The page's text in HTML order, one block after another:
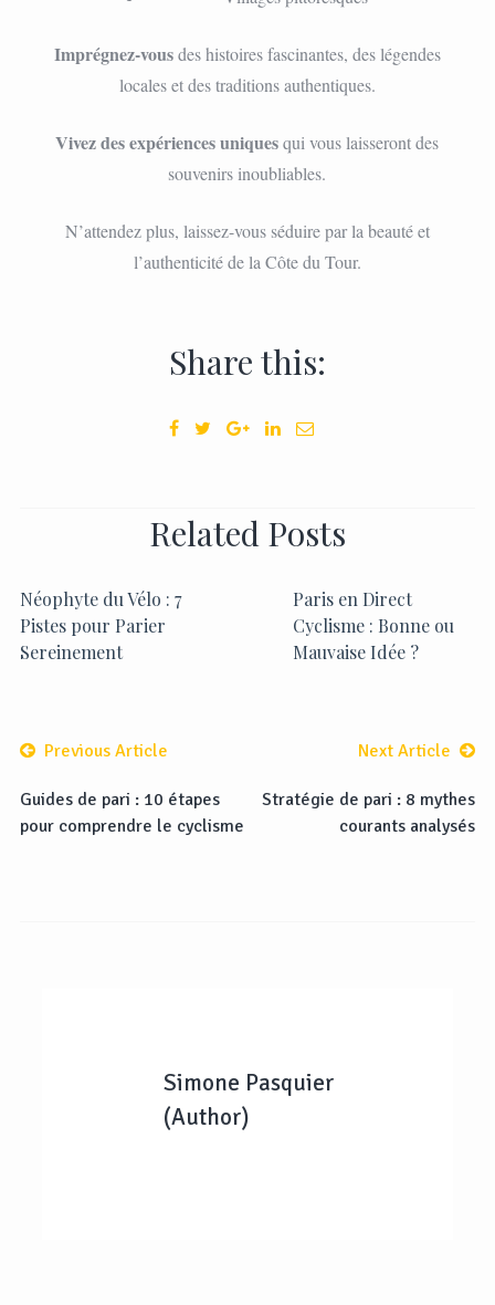
Imprégnez-vousdes histoires fascinantes, des légendes
locales et des traditions authentiques.
Vivez des expériences uniquesqui vous laisseront des
souvenirs inoubliables.
N’attendez plus, laissez-vous séduire par la beauté et
l’authenticité de la Côte du Tour.
Share this:
Related Posts
Néophyte du Vélo : 7
Pistes pour Parier
Sereinement
Paris en Direct
Cyclisme : Bonne ou
Mauvaise Idée ?
Previous Article
Guides de pari : 10 étapes
pour comprendre le cyclisme
Next Article
Stratégie de pari : 8 mythes
courants analysés
Simone Pasquier
(Author)